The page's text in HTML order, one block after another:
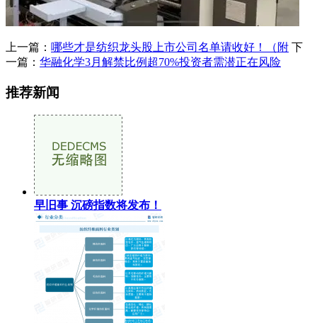
上一篇： 哪些才是纺织龙头股上市公司名单请收好！（附 下
一篇： 华融化学3月解禁比例超70%投资者需潜正在风险
推荐新闻
早旧事 沉磅指数将发布！